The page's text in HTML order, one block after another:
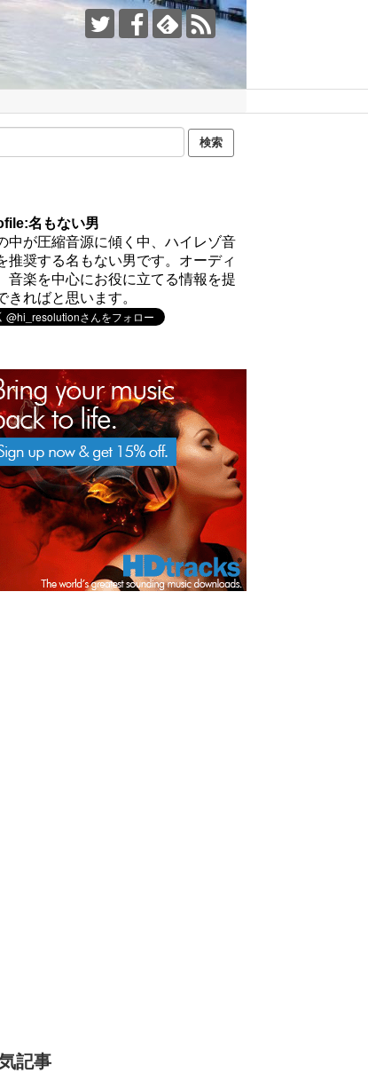
名もない男
中が圧縮音源に傾く中、ハイレゾ音
推奨する名もない男です。オーディ
音楽を中心にお役に立てる情報を提
きればと思います。
記事